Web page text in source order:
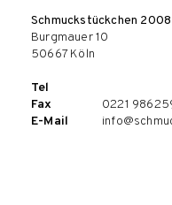
Schmuckstückchen 2008
Burgmauer 10
50667 Köln
Tel
Fax
0221
E-Mail